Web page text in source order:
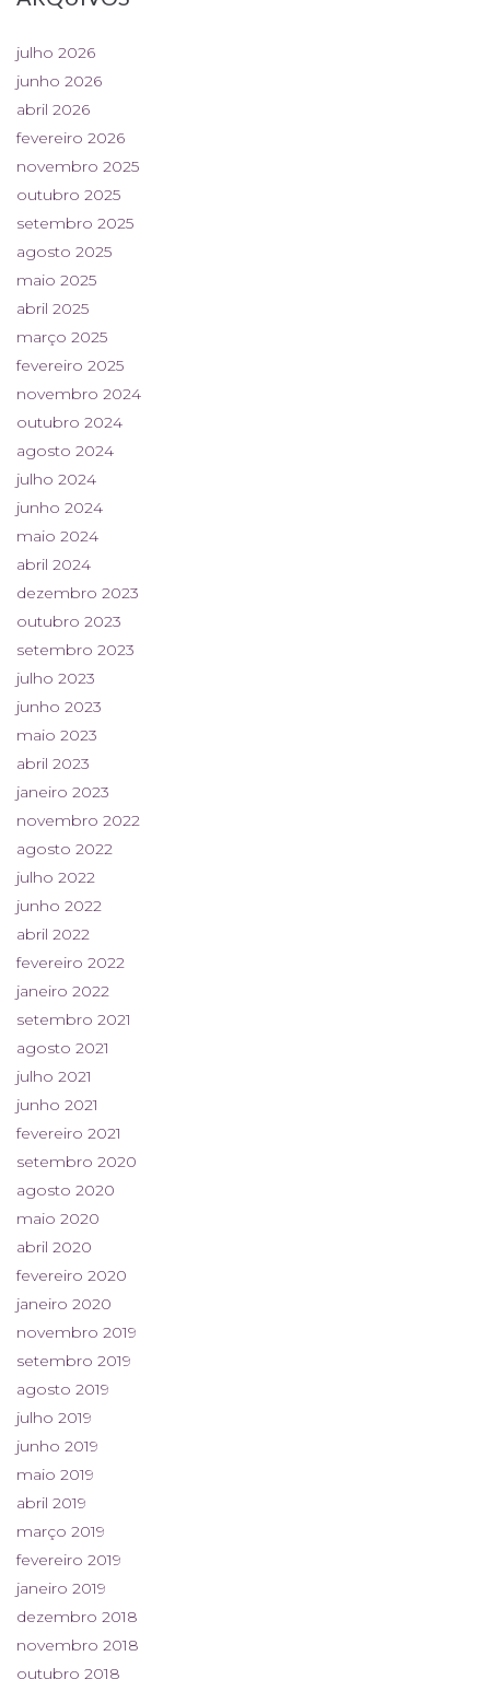
julho 2026
junho 2026
abril 2026
fevereiro 2026
novembro 2025
outubro 2025
setembro 2025
agosto 2025
maio 2025
abril 2025
março 2025
fevereiro 2025
novembro 2024
outubro 2024
agosto 2024
julho 2024
junho 2024
maio 2024
abril 2024
dezembro 2023
outubro 2023
setembro 2023
julho 2023
junho 2023
maio 2023
abril 2023
janeiro 2023
novembro 2022
agosto 2022
julho 2022
junho 2022
abril 2022
fevereiro 2022
janeiro 2022
setembro 2021
agosto 2021
julho 2021
junho 2021
fevereiro 2021
setembro 2020
agosto 2020
maio 2020
abril 2020
fevereiro 2020
janeiro 2020
novembro 2019
setembro 2019
agosto 2019
julho 2019
junho 2019
maio 2019
abril 2019
março 2019
fevereiro 2019
janeiro 2019
dezembro 2018
novembro 2018
outubro 2018